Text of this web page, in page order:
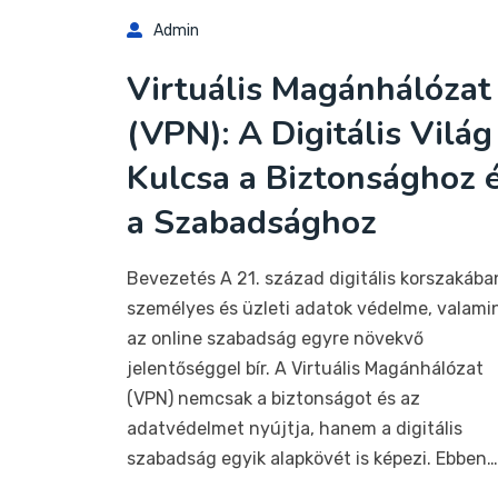
Admin
Virtuális Magánhálózat
(VPN): A Digitális Világ
Kulcsa a Biztonsághoz
a Szabadsághoz
Bevezetés A 21. század digitális
személyes és üzleti adatok védelme,
az online szabadság egyre növekvő
jelentőséggel bír. A Virtuális Magánhálózat
(VPN) nemcsak a biztonságot és az
adatvédelmet nyújtja, hanem a digitális
szabadság egyik alapkövét is képezi. Ebben…